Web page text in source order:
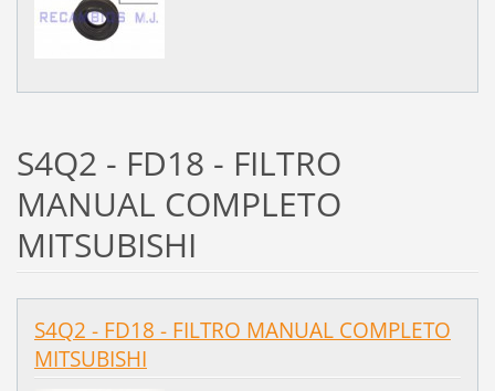
S4Q2 - FD18 - FILTRO
MANUAL COMPLETO
MITSUBISHI
S4Q2 - FD18 - FILTRO MANUAL COMPLETO
MITSUBISHI